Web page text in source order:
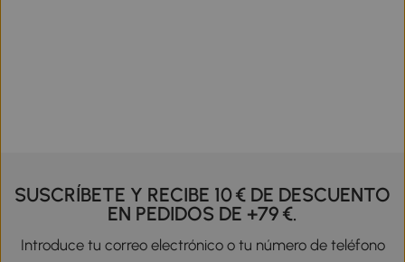
SUSCRÍBETE Y RECIBE 10 € DE DESCUENTO
EN PEDIDOS DE +79 €.
Introduce tu correo electrónico o tu número de teléfono